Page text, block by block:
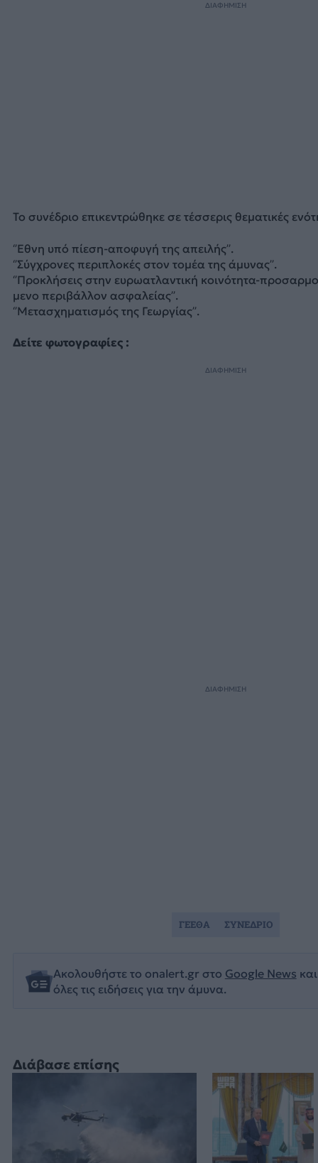
Διάβασε επίσης
ΔΙΑΦΗΜΙΣΗ
Το συνέδριο επικεντρώθηκε σε τέσσερις θεματικές
‘’Εθνη υπό πίεση-αποφυγή της απειλής’’.
‘’Σύγχρονες περιπλοκές στον τομέα της άμυνας’’.
‘’Προκλήσεις στην ευρωατλαντική κοινότητα-
μενο περιβάλλον ασφαλείας’’.
‘’Μετασχηματισμός της Γεωργίας’’.
Δείτε φωτογραφίες :
ΔΙΑΦΗΜΙΣΗ
ΔΙΑΦΗΜΙΣΗ
Ακολουθήστε το onalert.gr στο Google News
όλες τις ειδήσεις για την άμυνα.
ΓΕΕΘΑ ΣΥΝΕΔΡΙΟ